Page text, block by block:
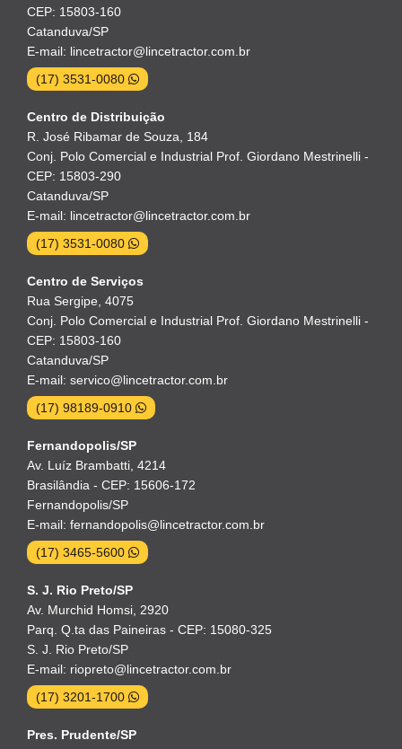
CEP: 15803-160
Catanduva/SP
E-mail: lincetractor@lincetractor.com.br
(17) 3531-0080
Centro de Distribuição
R. José Ribamar de Souza, 184
Conj. Polo Comercial e Industrial Prof. Giordano Mestrinelli -
CEP: 15803-290
Catanduva/SP
E-mail: lincetractor@lincetractor.com.br
(17) 3531-0080
Centro de Serviços
Rua Sergipe, 4075
Conj. Polo Comercial e Industrial Prof. Giordano Mestrinelli -
CEP: 15803-160
Catanduva/SP
E-mail: servico@lincetractor.com.br
(17) 98189-0910
Fernandopolis/SP
Av. Luíz Brambatti, 4214
Brasilândia - CEP: 15606-172
Fernandopolis/SP
E-mail: fernandopolis@lincetractor.com.br
(17) 3465-5600
S. J. Rio Preto/SP
Av. Murchid Homsi, 2920
Parq. Q.ta das Paineiras - CEP: 15080-325
S. J. Rio Preto/SP
E-mail: riopreto@lincetractor.com.br
(17) 3201-1700
Pres. Prudente/SP